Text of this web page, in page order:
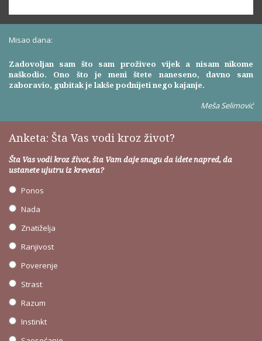
Misao dana:
Zadovoljan sam što sam proživeo vijek a nisam nikome
naškodio. Ono što je meni štete naneseno, davno sam
zaboravio, gubitak je lakše podnijeti nego kajanje.
Meša Selimović
Anketa: Šta Vas vodi kroz život?
Šta Vas vodi kroz život, šta Vam daje snagu da idete napred, da
ustanete ujutru iz kreveta?
Ponos
Nada
Znatiželja
Ranjivost
Poverenje
Strast
Razum
Instinkt